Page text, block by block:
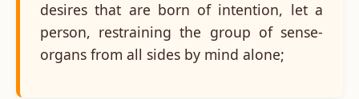
desires that are born of intention, let a
person, restraining the group of sense-
organs from all sides by mind alone;